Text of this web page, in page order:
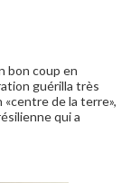
bon coup en
guérilla très
de la terre»,
qui a